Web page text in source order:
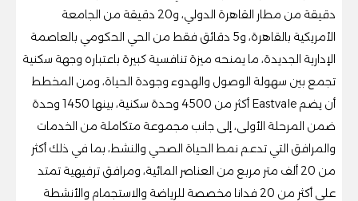
دقيقة من مطار القاهرة الدولي، و20 دقيقة من الجامعة
الأمريكية بالقاهرة، و5 دقائق فقط من الحي الحكومي بالعاصمة
الإدارية الجديدة، ما يمنحه ميزة تنافسية كبيرة باعتباره وجهة سكنية
تجمع بين سهولة الوصول والهدوء وجودة الحياة، ومن المخطط
أن يضم Eastvale أكثر من 4500 وحدة سكنية، بينها 1450 وحدة
ضمن المرحلة الأولى، إلى جانب مجموعة متكاملة من الخدمات
والمرافق التي تدعم نمط الحياة الصحي والنشط، بما في ذلك أكثر
من 20 ألف متر مربع من العناصر المائية، ومرافق ترفيهية تمتد
على أكثر من 20 فدانا مخصصة للرياضة والاستجمام والأنشطة